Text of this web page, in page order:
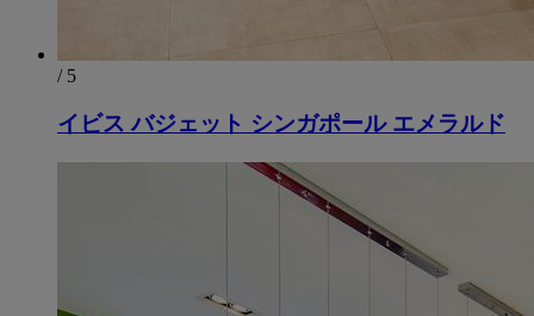
/ 5
イビス バジェット シンガポール エメラルド